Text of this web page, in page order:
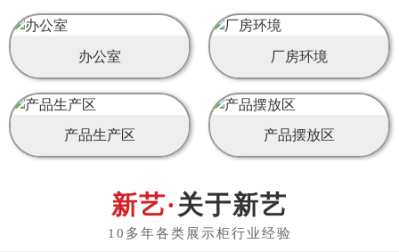
办公室 厂房环境
产品生产区 产品摆放区
关于新艺